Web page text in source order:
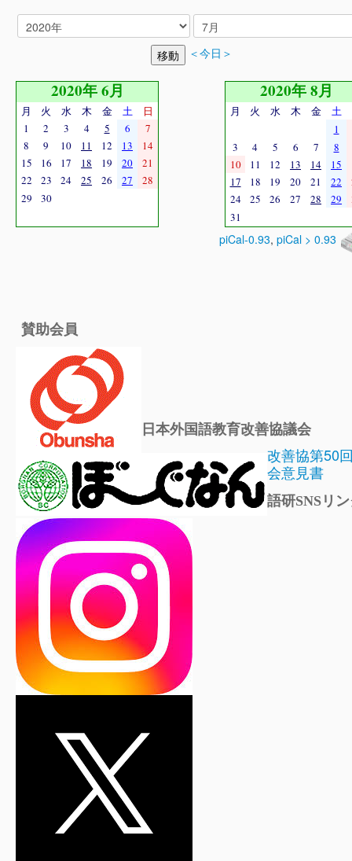
＜今日＞
2020年 6月
月 火 水 木 金 土
日
1
2 3 4 5 6
7
8
9 10 11 12 13
14
15
16 17 18 19 20
21
22
23 24 25 26 27
28
29
30
2020年 8月
月 火 水 木 金 土
1
3
4 5 6 7
8
10
11 12 13 14 15
17
18 19 20 21 22
24
25 26 27 28 29
31
piCal-0.93, piCal > 0.93
賛助会員
日本外国語教育改善協議会
改善協第50
会意見書
語研SNSリ